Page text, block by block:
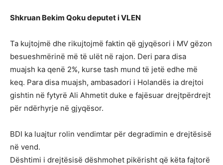
Shkruan Bekim Qoku deputet i VLEN
Ta kujtojmë dhe rikujtojmë faktin që gjyqësori i MV gëzon
besueshmërinë më të ulët në rajon. Deri para disa
muajsh ka qenë 2%, kurse tash mund të jetë edhe më
keq. Para disa muajsh, ambasadori i Holandës ia drejtoi
gishtin në fytyrë Ali Ahmetit duke e fajësuar drejtpërdrejt
për ndërhyrje në gjyqësor.
BDI ka luajtur rolin vendimtar për degradimin e drejtësisë
në vend.
Dështimi i drejtësisë dëshmohet pikërisht që këta fajtorë